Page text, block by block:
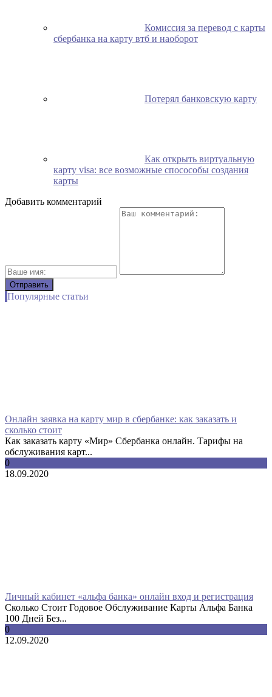
Комиссия за перевод с карты
сбербанка на карту втб и наоборот
Потерял банковскую карту
Как открыть виртуальную
карту visa: все возможные спосособы создания
карты
Добавить комментарий
Популярные статьи
Онлайн заявка на карту мир в сбербанке: как заказать и
сколько стоит
Как заказать карту «Мир» Сбербанка онлайн. Тарифы на
обслуживания карт...
0
18.09.2020
Личный кабинет «альфа банка» онлайн вход и регистрация
Сколько Стоит Годовое Обслуживание Карты Альфа Банка
100 Дней Без...
0
12.09.2020